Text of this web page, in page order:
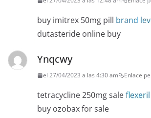
buy imitrex 50mg pill brand
dutasteride online buy
Ynqcwy
el 27/04/2023 a las 4:30 am Enlace
tetracycline 250mg sale
buy ozobax for sale